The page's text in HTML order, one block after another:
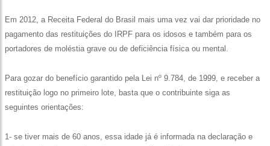
Em 2012, a Receita Federal do Brasil mais uma vez vai dar prioridade no
pagamento das restituições do IRPF para os idosos e também para os
portadores de moléstia grave ou de deficiência física ou mental.
Para gozar do benefício garantido pela Lei nº 9.784, de 1999, e receber a
restituição logo no primeiro lote, basta que o contribuinte siga as
seguintes orientações:
1- se tiver mais de 60 anos, essa idade já é informada na declaração e